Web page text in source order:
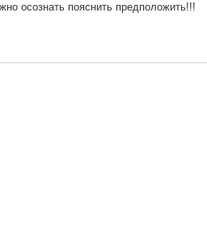
осознать пояснить предположить!!!